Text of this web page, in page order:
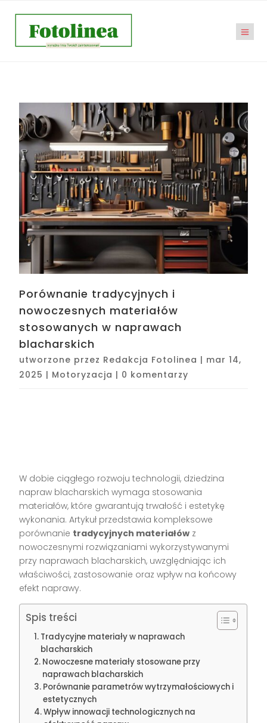
Porównanie tradycyjnych i
nowoczesnych materiałów
stosowanych w naprawach
blacharskich
utworzone przez Redakcja Fotolinea | mar 14,
2025 | Motoryzacja | 0 komentarzy
W dobie ciągłego rozwoju technologii, dziedzina
napraw blacharskich wymaga stosowania
materiałów, które gwarantują trwałość i estetykę
wykonania. Artykuł przedstawia kompleksowe
porównanie tradycyjnych materiałów z
nowoczesnymi rozwiązaniami wykorzystywanymi
przy naprawach blacharskich, uwzględniając ich
właściwości, zastosowanie oraz wpływ na końcowy
efekt naprawy.
Spis treści
Tradycyjne materiały w naprawach
blacharskich
Nowoczesne materiały stosowane przy
naprawach blacharskich
Porównanie parametrów wytrzymałościowych i
estetycznych
Wpływ innowacji technologicznych na